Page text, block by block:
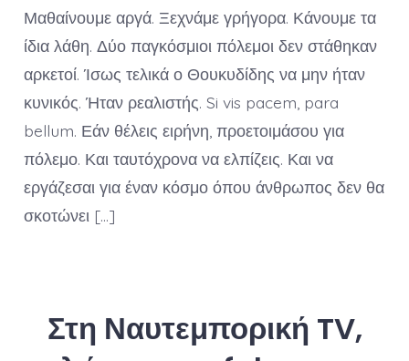
Μαθαίνουμε αργά. Ξεχνάμε γρήγορα. Κάνουμε τα
ίδια λάθη. Δύο παγκόσμιοι πόλεμοι δεν στάθηκαν
αρκετοί. Ίσως τελικά ο Θουκυδίδης να μην ήταν
κυνικός. Ήταν ρεαλιστής. Si vis pacem, para
bellum. Εάν θέλεις ειρήνη, προετοιμάσου για
πόλεμο. Και ταυτόχρονα να ελπίζεις. Και να
εργάζεσαι για έναν κόσμο όπου άνθρωπος δεν θα
σκοτώνει […]
Στη Ναυτεμπορική TV,